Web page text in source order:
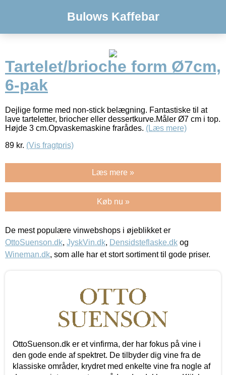
Bulows Kaffebar
Tartelet/brioche form Ø7cm,
6-pak
Dejlige forme med non-stick belægning. Fantastiske til at
lave tarteletter, briocher eller dessertkurve.Måler Ø7 cm i top.
Højde 3 cm.Opvaskemaskine frarådes. (Læs mere)
89 kr. (Vis fragtpris)
Læs mere »
Køb nu »
De mest populære vinwebshops i øjeblikket er
OttoSuenson.dk, JyskVin.dk, Densidsteflaske.dk og
Wineman.dk, som alle har et stort sortiment til gode priser.
OttoSuenson.dk er et vinfirma, der har fokus på vine i
den gode ende af spektret. De tilbyder dig vine fra de
klassiske områder, krydret med enkelte vine fra nogle af